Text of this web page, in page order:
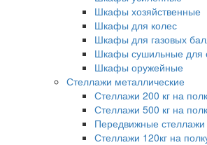
Шкафы хозяйственные
Шкафы для колес
Шкафы для газовых
Шкафы сушильные для
Шкафы оружейные
Стеллажи металлические
Стеллажи 200 кг на
Стеллажи 500 кг на
Передвижные стеллажи
Стеллажи 120кг на